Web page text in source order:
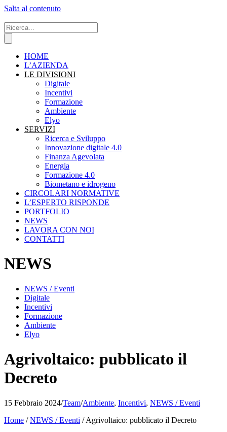
Salta al contenuto
HOME
L’AZIENDA
LE DIVISIONI
Digitale
Incentivi
Formazione
Ambiente
Elyo
SERVIZI
Ricerca e Sviluppo
Innovazione digitale 4.0
Finanza Agevolata
Energia
Formazione 4.0
Biometano e idrogeno
CIRCOLARI NORMATIVE
L’ESPERTO RISPONDE
PORTFOLIO
NEWS
LAVORA CON NOI
CONTATTI
NEWS
NEWS / Eventi
Digitale
Incentivi
Formazione
Ambiente
Elyo
Agrivoltaico: pubblicato il
Decreto
15 Febbraio 2024/Team/Ambiente, Incentivi, NEWS / Eventi
Home /NEWS / Eventi /Agrivoltaico: pubblicato il Decreto